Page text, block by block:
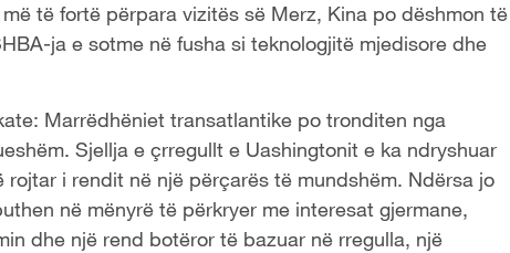
të fortë përpara vizitës së Merz, Kina po dëshmon të
ja e sotme në fusha si teknologjitë mjedisore dhe
Marrëdhëniet transatlantike po tronditen nga
Sjellja e çrregullt e Uashingtonit e ka ndryshuar
i rendit në një përçarës të mundshëm. Ndërsa jo
në mënyrë të përkryer me interesat gjermane,
dhe një rend botëror të bazuar në rregulla, një